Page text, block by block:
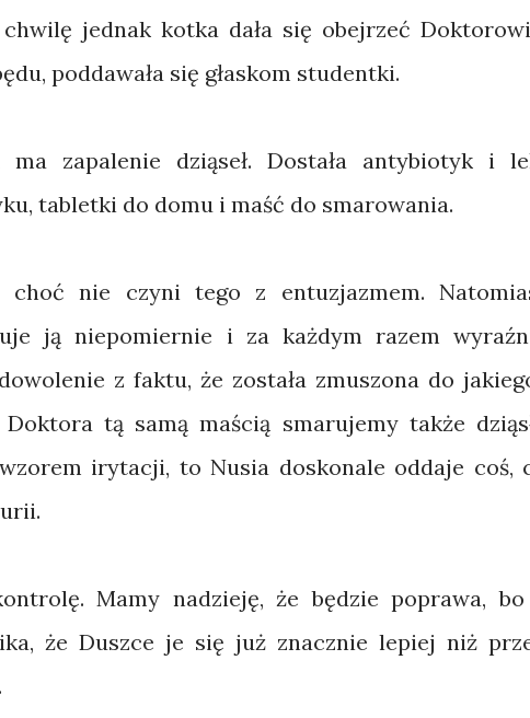
jednak kotka dała się obejrzeć
poddawała się głaskom studentki.
ma zapalenie dziąseł. Dostała antybiotyk i
tabletki do domu i maść do smarowania.
choć nie czyni tego z entuzjazmem.
ją niepomiernie i za każdym razem
z faktu, że została zmuszona do
Doktora tą samą maścią smarujemy także
irytacji, to Nusia doskonale oddaje coś,
Mamy nadzieję, że będzie poprawa,
że Duszce je się już znacznie lepiej niż